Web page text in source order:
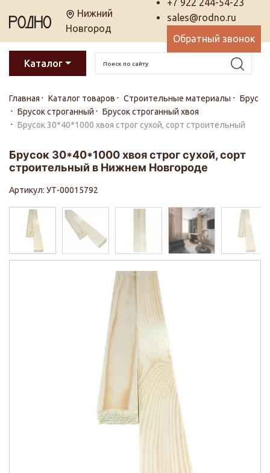
Нижний
Новгород
+7 922 244-54-23
sales@rodno.ru
Обратный звонок
Каталог
Главная Каталог товаров Строительные материалы
Брус
Брусок строганный
Брусок строганный хвоя
Брусок 30*40*1000 хвоя строг сухой, сорт строительный
Брусок 30*40*1000 хвоя строг сухой, сорт
строительный в Нижнем Новгороде
Артикул: УТ-00015792